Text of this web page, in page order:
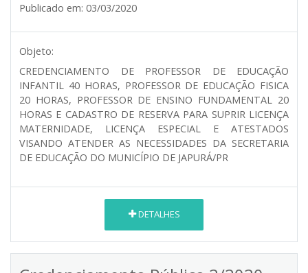
Publicado em: 03/03/2020
Objeto:
CREDENCIAMENTO DE PROFESSOR DE EDUCAÇÃO
INFANTIL 40 HORAS, PROFESSOR DE EDUCAÇÃO FISICA
20 HORAS, PROFESSOR DE ENSINO FUNDAMENTAL 20
HORAS E CADASTRO DE RESERVA PARA SUPRIR LICENÇA
MATERNIDADE, LICENÇA ESPECIAL E ATESTADOS
VISANDO ATENDER AS NECESSIDADES DA SECRETARIA
DE EDUCAÇÃO DO MUNICÍPIO DE JAPURÁ/PR
DETALHES